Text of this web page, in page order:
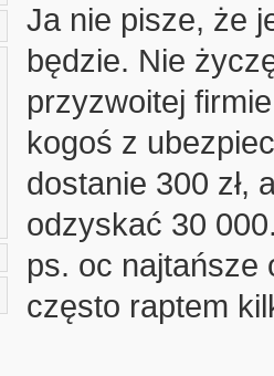
Ja nie pisze, że
będzie. Nie
przyzwoitej
kogoś z
dostanie 300 zł,
odzyskać 30
ps. oc najtańsze
często raptem